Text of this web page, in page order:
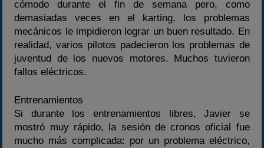
cómodo durante el fin de semana pero, como
demasiadas veces en el karting, los problemas
mecánicos le impidieron lograr un buen resultado. En
realidad, varios pilotos padecieron los problemas de
juventud de los nuevos motores. Muchos tuvieron
fallos eléctricos.
Entrenamientos
Si durante los entrenamientos libres, Javier se
mostró muy rápido, la sesión de cronos oficial fue
mucho más complicada: por un problema eléctrico,